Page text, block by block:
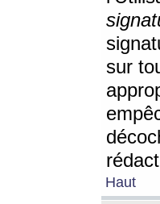
sur
Haut